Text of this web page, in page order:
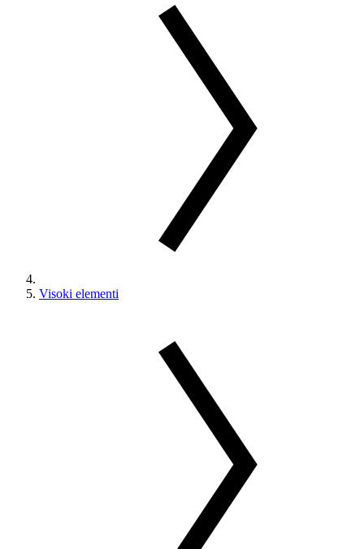
Visoki elementi